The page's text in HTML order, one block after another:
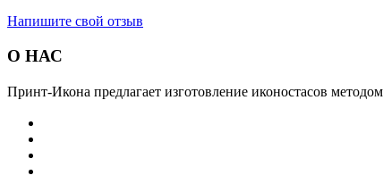
Напишите свой отзыв
О НАС
Принт-Икона предлагает изготовление иконостасов